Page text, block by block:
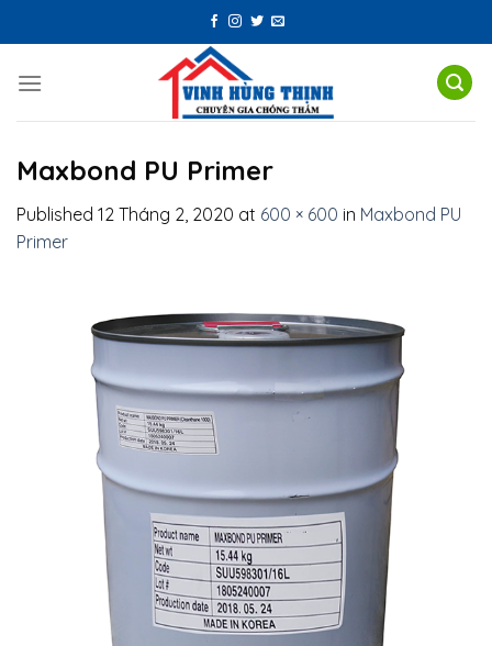
to
Maxbond PU Primer
Published 12 Tháng 2, 2020 at 600 × 600 in Maxbond PU
Primer